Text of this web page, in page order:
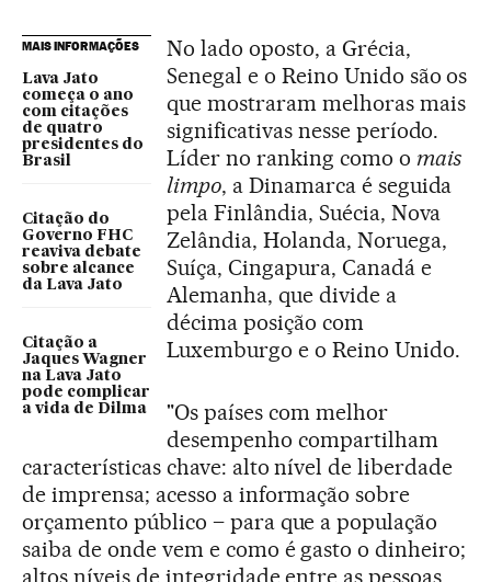
MAIS INFORMAÇÕES
Lava Jato
começa o ano
com citações
de quatro
presidentes do
Brasil
Citação do
Governo FHC
reaviva debate
sobre alcance
da Lava Jato
Citação a
Jaques Wagner
na Lava Jato
pode complicar
a vida de Dilma
No lado oposto, a Grécia,
Senegal e o Reino Unido são os
que mostraram melhoras mais
significativas nesse período.
Líder no ranking como o mais
limpo, a Dinamarca é seguida
pela Finlândia, Suécia, Nova
Zelândia, Holanda, Noruega,
Suíça, Cingapura, Canadá e
Alemanha, que divide a
décima posição com
Luxemburgo e o Reino Unido.
"Os países com melhor
desempenho compartilham
características chave: alto nível de liberdade
de imprensa; acesso a informação sobre
orçamento público – para que a população
saiba de onde vem e como é gasto o dinheiro;
altos níveis de integridade entre as pessoas